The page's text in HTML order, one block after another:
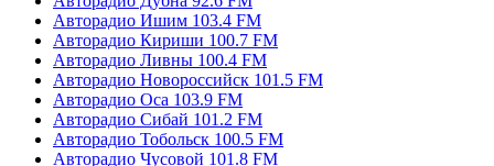
Авторадио Ишим 103.4 FM
Авторадио Кириши 100.7 FM
Авторадио Ливны 100.4 FM
Авторадио Новороссийск 101.5 FM
Авторадио Оса 103.9 FM
Авторадио Сибай 101.2 FM
Авторадио Тобольск 100.5 FM
Авторадио Чусовой 101.8 FM